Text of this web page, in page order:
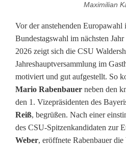
a
l
d
e
r
s
Maximilian
Vor der anstehenden Europawahl
Bundestagswahl im nächsten
2026 zeigt sich die CSU
Jahreshauptversammlung im
motiviert und gut aufgestellt. So
Mario Rabenbauer neben den
den 1. Vizepräsidenten des
Reiß, begrüßen. Nach einer
des CSU-Spitzenkandidaten zur
Weber, eröffnete Rabenbauer